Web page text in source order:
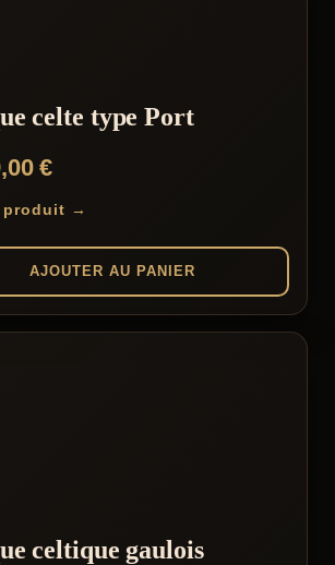
celte type Port
€
produit →
AJOUTER AU PANIER
celtique gaulois